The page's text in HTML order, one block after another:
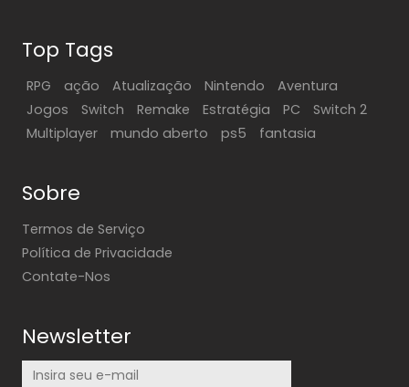
Top Tags
RPG ação Atualização Nintendo
Aventura
Jogos
Switch Remake Estratégia PC
Switch 2
Multiplayer
mundo aberto ps5 fantasia
Sobre
Termos de Serviço
Política de Privacidade
Contate-Nos
Newsletter